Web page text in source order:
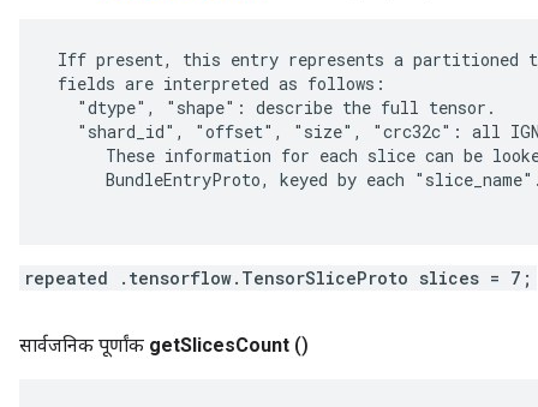
Iff present, this entry represents a partitioned
fields are interpreted as follows:
   "dtype", "shape": describe the full tensor.
"shard_id", "offset", "size", "crc32c": all
These information for each slice can be
BundleEntryProto, keyed by each
repeated .tensorflow.TensorSliceProto slices = 7;
सार्वजनिक पूर्णांक getSlicesCount ()